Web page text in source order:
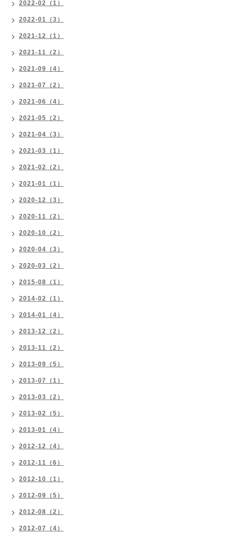
2022-02（1）
2022-01（3）
2021-12（1）
2021-11（2）
2021-09（4）
2021-07（2）
2021-06（4）
2021-05（2）
2021-04（3）
2021-03（1）
2021-02（2）
2021-01（1）
2020-12（3）
2020-11（2）
2020-10（2）
2020-04（3）
2020-03（2）
2015-08（1）
2014-02（1）
2014-01（4）
2013-12（2）
2013-11（2）
2013-09（5）
2013-07（1）
2013-03（2）
2013-02（5）
2013-01（4）
2012-12（4）
2012-11（6）
2012-10（1）
2012-09（5）
2012-08（2）
2012-07（4）